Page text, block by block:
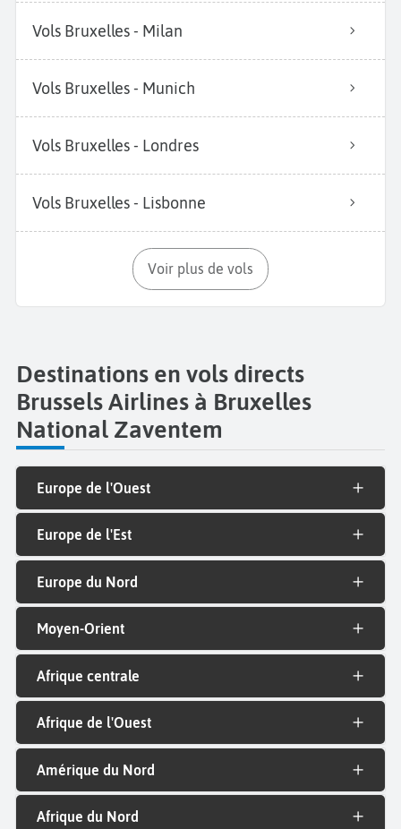
Vols Bruxelles - Milan
Vols Bruxelles - Munich
Vols Bruxelles - Londres
Vols Bruxelles - Lisbonne
Voir plus de vols
Destinations en vols directs
Brussels Airlines à Bruxelles
National Zaventem
Europe de l'Ouest
Europe de l'Est
Europe du Nord
Moyen-Orient
Afrique centrale
Afrique de l'Ouest
Amérique du Nord
Afrique du Nord